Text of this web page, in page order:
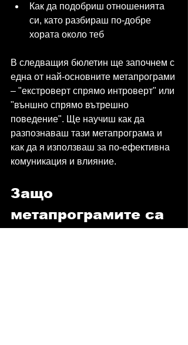
Как да подобриш отношенията
си, като разбираш по-добре
хората около теб
В следващия бюлетин ще започнем с
една от най-основните метапрограми
– "екстроверт спрямо интроверт" или
"външно спрямо вътрешно
поведение". Ще научиш как да
разпознаваш тази метапрограма и
как да я използваш за по-ефективна
комуникация и влияние.
Защо
метапрограмите са